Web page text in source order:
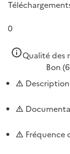
0
Qualité des
Bon
Fréquence